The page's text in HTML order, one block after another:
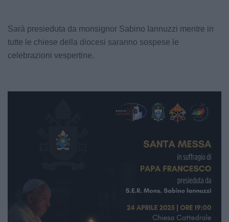
Sarà presieduta da monsignor Sabino Iannuzzi mentre in
tutte le chiese della diocesi saranno sospese le
celebrazioni vespertine.